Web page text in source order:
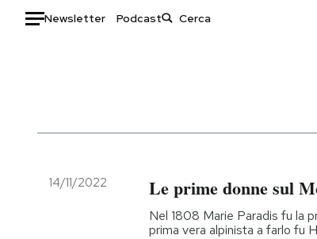
Newsletter Podcast
Italia
Politica
Moda
Ok Boomer!
14/11/2022 Le prime donne sul
Nel 1808 Marie Paradis fu la
prima vera alpinista a farlo fu